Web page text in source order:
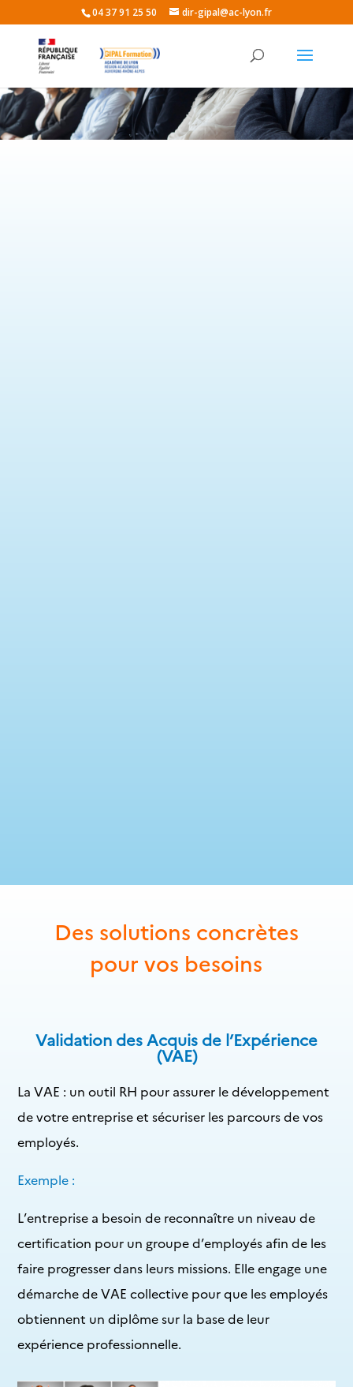
04 37 91 25 50 dir-gipal@ac-lyon.fr
Des solutions concrètes
pour vos besoins
Validation des Acquis de l’Expérience
(VAE)
LaVAE : un outil RH pour assurer le développement
de votre entreprise et sécuriser les parcours de vos
employés.
Exemple :
L’entreprise a besoin de reconnaître un niveau de
certification pour un groupe d’employés afin de les
faire progresser dans leurs missions. Elle engage une
démarche de VAE collective pour que les employés
obtiennent un diplôme sur la base de leur
expérience professionnelle.